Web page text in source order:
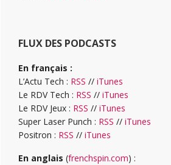
FLUX DES PODCASTS
En français :
L’Actu Tech : RSS // iTunes
Le RDV Tech : RSS // iTunes
Le RDV Jeux : RSS // iTunes
Super Laser Punch : RSS // iTunes
Positron : RSS // iTunes
En anglais (frenchspin.com) :